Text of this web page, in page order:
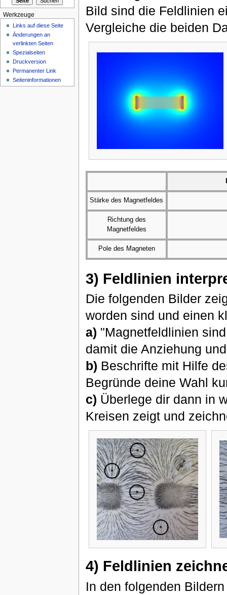
Bild sind die Feldlinien
Vergleiche die beiden
Stärke des Magnetfeldes
Richtung des
Magnetfeldes
Pole des Magneten
3) Feldlinien
Die folgenden Bilder
worden sind und einen
a) "Magnetfeldlinien
damit die Anziehung
b) Beschrifte mit Hilfe
Begründe deine Wahl
c) Überlege dir dann in
Kreisen zeigt und
4) Feldlinien
In den folgenden
Werkzeuge
Links auf diese Seite
Änderungen an
verlinkten Seiten
Spezialseiten
Druckversion
Permanenter Link
Seiteninformationen